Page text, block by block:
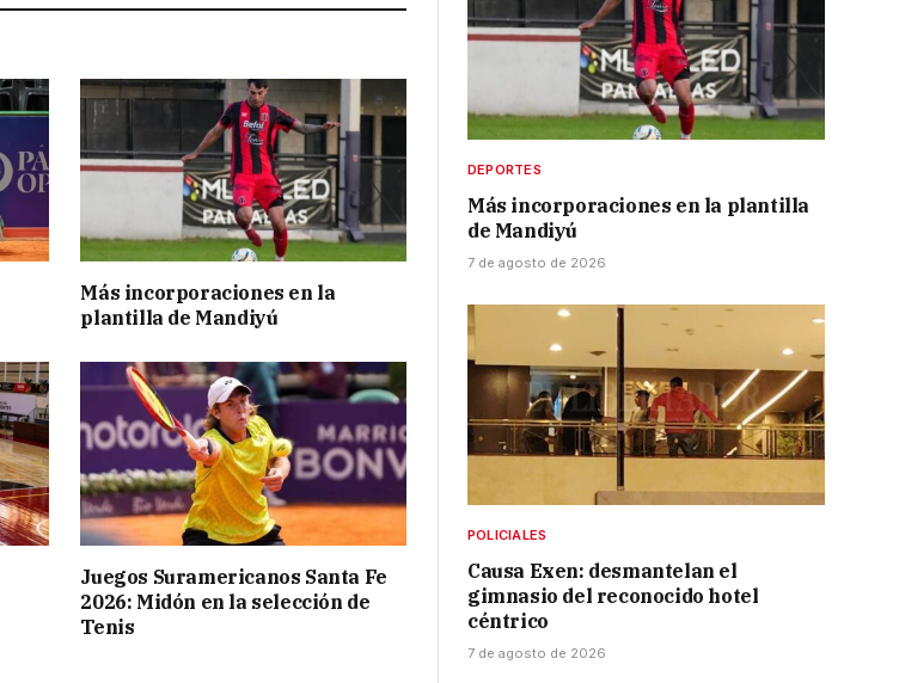
Más incorporaciones en la
plantilla de Mandiyú
Juegos Suramericanos Santa Fe
2026: Midón en la selección de
Tenis
DEPORTES
Más incorporaciones en la plantilla
de Mandiyú
7 de agosto de 2026
POLICIALES
Causa Exen: desmantelan el
gimnasio del reconocido hotel
céntrico
7 de agosto de 2026